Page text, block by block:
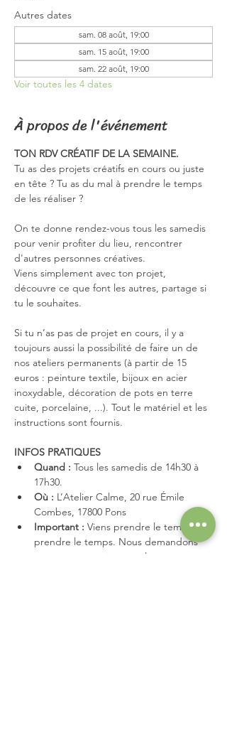
Autres dates
sam. 08 août, 19:00
sam. 15 août, 19:00
sam. 22 août, 19:00
Voir toutes les 4 dates
À propos de l'événement
TON RDV CRÉATIF DE LA SEMAINE.
Tu as des projets créatifs en cours ou juste
en tête ? Tu as du mal à prendre le temps
de les réaliser ?
On te donne rendez-vous tous les samedis
pour venir profiter du lieu, rencontrer
d'autres personnes créatives.
Viens simplement avec ton projet,
découvre ce que font les autres, partage si
tu le souhaites.
Si tu n’as pas de projet en cours, il y a
toujours aussi la possibilité de faire un de
nos ateliers permanents (à partir de 15
euros : peinture textile, bijoux en acier
inoxydable, décoration de pots en terre
cuite, porcelaine, ...). Tout le matériel et les
instructions sont fournis.
INFOS PRATIQUES
Quand : Tous les samedis de 14h30 à
17h30.
Où : L’Atelier Calme, 20 rue Émile
Combes, 17800 Pons
Important : Viens prendre le temps de
prendre le temps. Nous demandons
une consommation sur place pour